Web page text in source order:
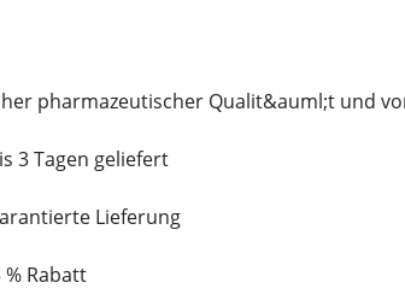
pharmazeutischer Qualit&auml;t und
3 Tagen geliefert
Lieferung
Rabatt